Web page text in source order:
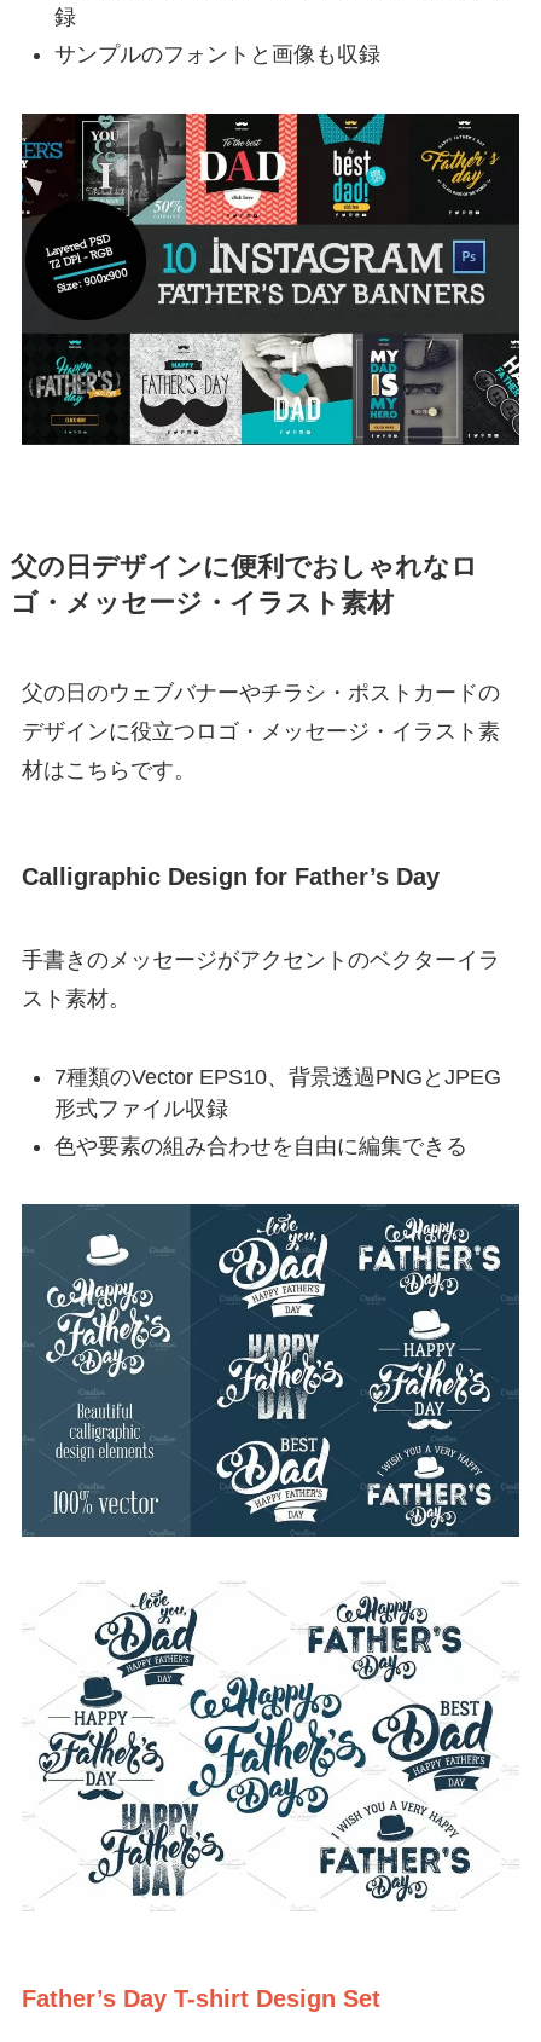
録
サンプルのフォントと画像も収録
父の日デザインに便利でおしゃれなロ
ゴ・メッセージ・イラスト素材
父の日のウェブバナーやチラシ・ポストカードの
デザインに役立つロゴ・メッセージ・イラスト素
材はこちらです。
Calligraphic Design for Father’s Day
手書きのメッセージがアクセントのベクターイラ
スト素材。
7種類のVector EPS10、背景透過PNGとJPEG
形式ファイル収録
色や要素の組み合わせを自由に編集できる
Father’s Day T-shirt Design Set